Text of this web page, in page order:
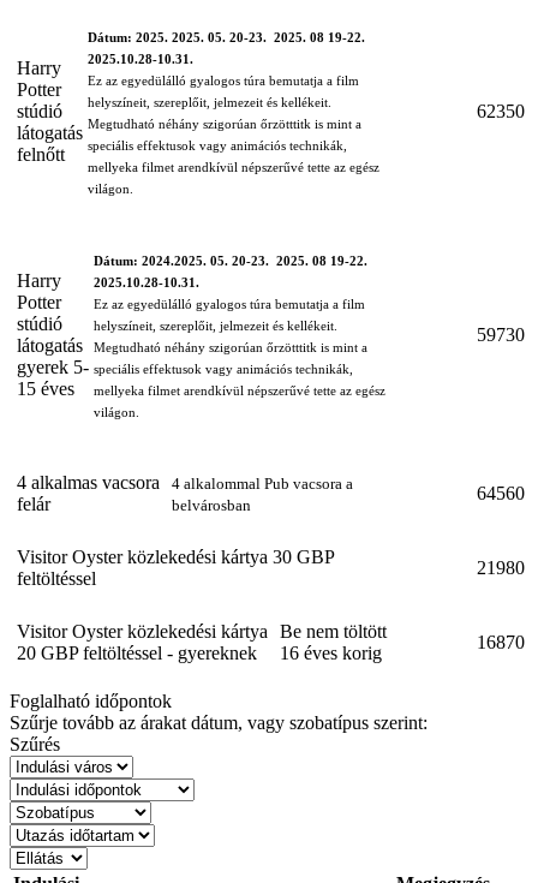
Harry
Potter
stúdió
látogatás
felnőtt
Dátum: 2025. 2025. 05. 20-23. 2025. 08 19-22.
2025.10.28-10.31.
Ez az egyedülálló gyalogos túra bemutatja a film
helyszíneit, szereplőit, jelmezeit és kellékeit.
Megtudható néhány szigorúan őrzötttitk is mint a
speciális effektusok vagy animációs technikák,
mellyeka filmet arendkívül népszerűvé tette az egész
világon.
62350
Harry
Potter
stúdió
látogatás
gyerek 5-
15 éves
Dátum: 2024.2025. 05. 20-23. 2025. 08 19-22.
2025.10.28-10.31.
Ez az egyedülálló gyalogos túra bemutatja a film
helyszíneit, szereplőit, jelmezeit és kellékeit.
Megtudható néhány szigorúan őrzötttitk is mint a
speciális effektusok vagy animációs technikák,
mellyeka filmet arendkívül népszerűvé tette az egész
világon.
59730
4 alkalmas vacsora
felár
4 alkalommal Pub vacsora a
belvárosban
64560
Visitor Oyster közlekedési kártya 30 GBP
feltöltéssel
21980
Visitor Oyster közlekedési kártya
20 GBP feltöltéssel - gyereknek
Be nem töltött
16 éves korig
16870
Foglalható időpontok
Szűrje tovább az árakat dátum, vagy szobatípus szerint:
Szűrés